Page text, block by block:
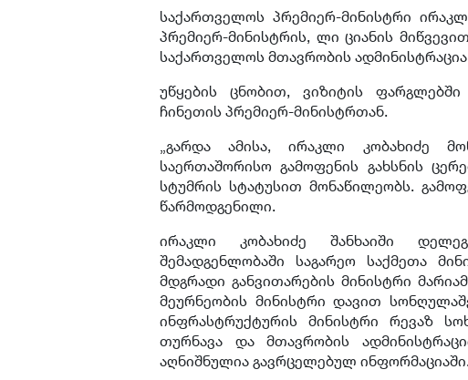
საქართველოს პრემიერ-მინისტრი
პრემიერ-მინისტრის, ლი ციანის
საქართველოს მთავრობის
უწყების ცნობით, ვიზიტის
ჩინეთის პრემიერ-მინისტრთან.
„გარდა ამისა, ირაკლი კობახიძე
საერთაშორისო გამოფენის გახსნის
სტუმრის სტატუსით მონაწილეობს.
წარმოდგენილი.
ირაკლი კობახიძე შანხაიში
შემადგენლობაში საგარეო საქმეთა
მდგრადი განვითარების მინისტრი
მეურნეობის მინისტრი დავით
ინფრასტრუქტურის მინისტრი რევაზ
თურნავა და მთავრობის
აღნიშნულია გავრცელებულ